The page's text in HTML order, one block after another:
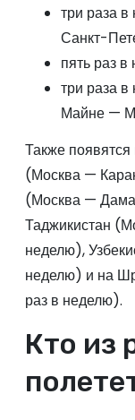
три раза
Санкт-
пять раз
три раза
Майне —
Также
(Москва —
(Москва —
Таджикистан
неделю),
неделю) и на
раз в неделю).
Кто из